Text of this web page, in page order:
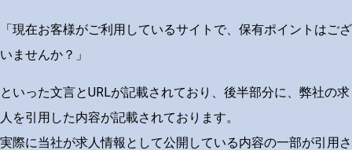
「現在お客様がご利用しているサイトで、保有ポイントはござ
いませんか？」
といった文言とURLが記載されており、後半部分に、弊社の求
人を引用した内容が記載されております。
実際に当社が求人情報として公開している内容の一部が引用さ